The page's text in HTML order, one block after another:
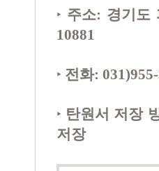
‣ 주소: 경기도
10881
‣ 전화:
‣ 탄원서 저장
저장